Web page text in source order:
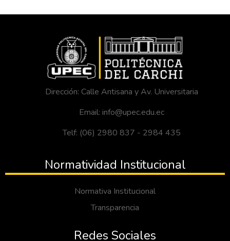
Dirección: Calle Antisana y Av. Universitaria
Email: info@upec.edu.ec
Telf: (06) 2980 837 - 2984 435
Normatividad Institucional
Normativa Institucional
Transparencia
Redes Sociales